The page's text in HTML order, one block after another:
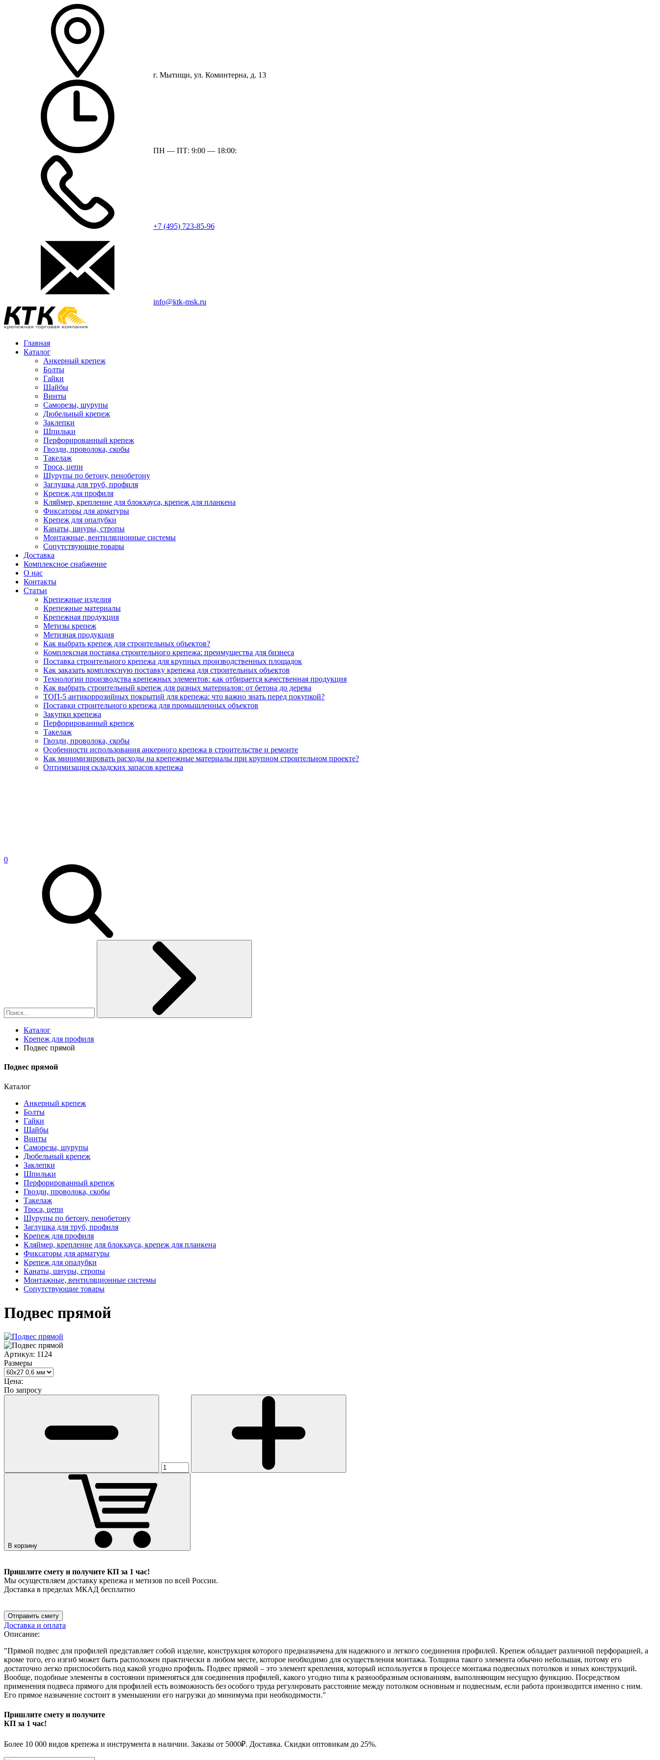
г. Мытищи, ул. Коминтерна, д. 13
ПН — ПТ: 9:00 — 18:00:
+7 (495) 723-85-96
info@ktk-msk.ru
Главная
Каталог
Анкерный крепеж
Болты
Гайки
Шайбы
Винты
Саморезы, шурупы
Дюбельный крепеж
Заклепки
Шпильки
Перфорированный крепеж
Гвозди, проволока, скобы
Такелаж
Троса, цепи
Шурупы по бетону, пенобетону
Заглушка для труб, профиля
Крепеж для профиля
Кляймер, крепление для блокхауса, крепеж для планкена
Фиксаторы для арматуры
Крепеж для опалубки
Канаты, шнуры, стропы
Монтажные, вентиляционные системы
Сопутствующие товары
Доставка
Комплексное снабжение
О нас
Контакты
Статьи
Крепежные изделия
Крепежные материалы
Крепежная продукция
Метизы крепеж
Метизная продукция
Как выбрать крепеж для строительных объектов?
Комплексная поставка строительного крепежа: преимущества для бизнеса
Поставка строительного крепежа для крупных производственных площадок
Как заказать комплексную поставку крепежа для строительных объектов
Технологии производства крепежных элементов: как отбирается качественная продукция
Как выбрать строительный крепеж для разных материалов: от бетона до дерева
ТОП-5 антикоррозийных покрытий для крепежа: что важно знать перед покупкой?
Поставки строительного крепежа для промышленных объектов
Закупки крепежа
Перфорированный крепеж
Такелаж
Гвозди, проволока, скобы
Особенности использования анкерного крепежа в строительстве и ремонте
Как минимизировать расходы на крепежные материалы при крупном строительном проекте?
Оптимизация складских запасов крепежа
0
Каталог
Крепеж для профиля
Подвес прямой
Подвес прямой
Каталог
Анкерный крепеж
Болты
Гайки
Шайбы
Винты
Саморезы, шурупы
Дюбельный крепеж
Заклепки
Шпильки
Перфорированный крепеж
Гвозди, проволока, скобы
Такелаж
Троса, цепи
Шурупы по бетону, пенобетону
Заглушка для труб, профиля
Крепеж для профиля
Кляймер, крепление для блокхауса, крепеж для планкена
Фиксаторы для арматуры
Крепеж для опалубки
Канаты, шнуры, стропы
Монтажные, вентиляционные системы
Сопутствующие товары
Подвес прямой
Артикул: 1124
Размеры
Цена:
По запросу
В корзину
Пришлите смету и получите КП за 1 час!
Мы осуществляем доставку крепежа и метизов по всей России.
Доставка в пределах МКАД бесплатно
Отправить смету
Доставка и оплата
Описание:
"Прямой подвес для профилей представляет собой изделие, конструкция которого предназначена для надежного и легкого соединения профилей. Крепеж обладает различной перфорацией, а
кроме того, его изгиб может быть расположен практически в любом месте, которое необходимо для осуществления монтажа. Толщина такого элемента обычно небольшая, потому его
достаточно легко приспособить под какой угодно профиль. Подвес прямой – это элемент крепления, который используется в процессе монтажа подвесных потолков и иных конструкций.
Вообще, подобные элементы в состоянии применяться для соединения профилей, какого угодно типа к разнообразным основаниям, выполняющим несущую функцию. Посредством
применения подвеса прямого для профилей есть возможность без особого труда регулировать расстояние между потолком основным и подвесным, если работа производится именно с ним.
Его прямое назначение состоит в уменьшении его нагрузки до минимума при необходимости."
Пришлите смету и получите
КП за 1 час!
Более 10 000 видов крепежа и инструмента в наличии. Заказы от 5000₽. Доставка. Скидки оптовикам до 25%.